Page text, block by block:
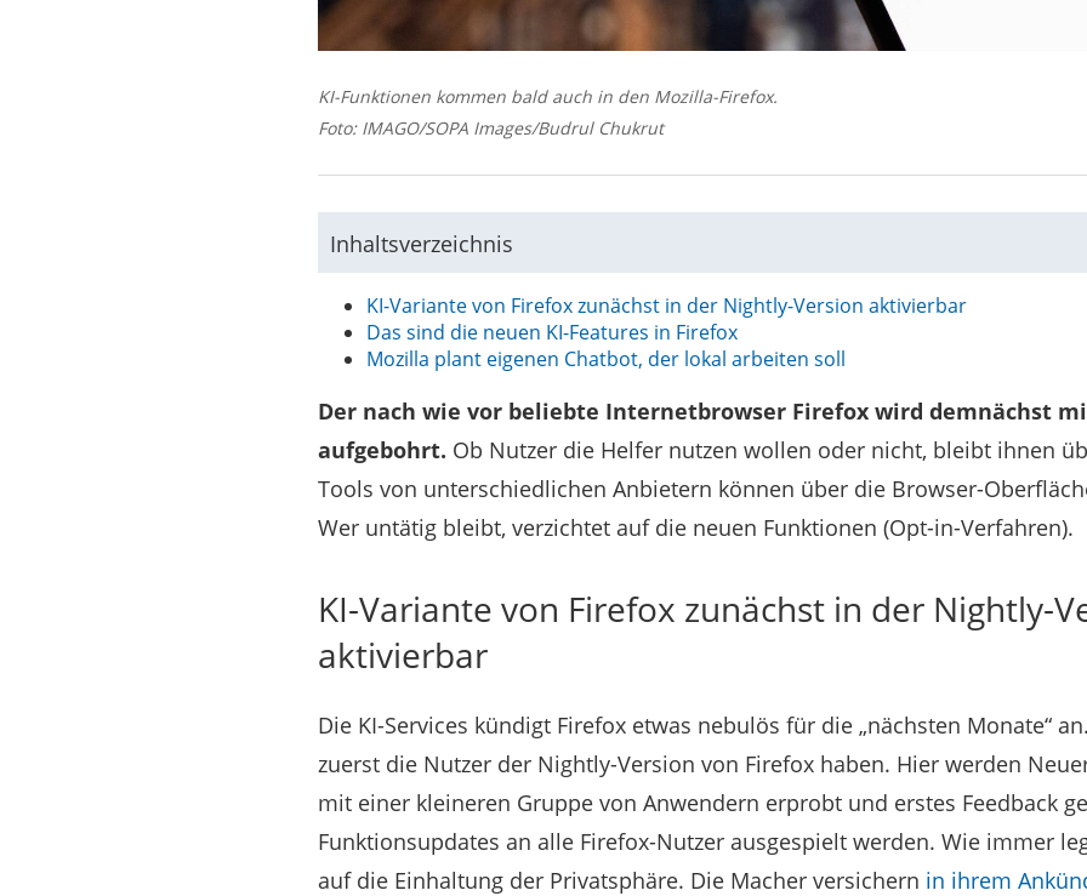
KI-Funktionen kommen bald auch in den Mozilla-Firefox.
Foto: IMAGO/SOPA Images/Budrul Chukrut
Inhaltsverzeichnis
KI-Variante von Firefox zunächst in der Nightly-Version aktivierbar
Das sind die neuen KI-Features in Firefox
Mozilla plant eigenen Chatbot, der lokal arbeiten soll
Der nach wie vor beliebte Internetbrowser Firefox wird demnächst
aufgebohrt. Ob Nutzer die Helfer nutzen wollen oder nicht, bleibt ihnen
Tools von unterschiedlichen Anbietern können über die Browser-
Wer untätig bleibt, verzichtet auf die neuen Funktionen (Opt-in-Verfahren).
KI-Variante von Firefox zunächst in der Nightly-
aktivierbar
Die KI-Services kündigt Firefox etwas nebulös für die „nächsten Monate“
zuerst die Nutzer der Nightly-Version von Firefox haben. Hier werden
mit einer kleineren Gruppe von Anwendern erprobt und erstes Feedback
Funktionsupdates an alle Firefox-Nutzer ausgespielt werden. Wie immer
auf die Einhaltung der Privatsphäre. Die Macher versichern in ihrem